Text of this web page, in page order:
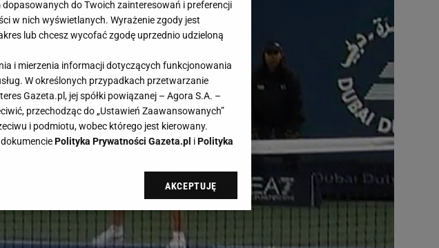
do Twoich zainteresowań i preferencji
w nich wyświetlanych. Wyrażenie zgody jest
lub chcesz wycofać zgodę uprzednio udzieloną
i mierzenia informacji dotyczących funkcjonowania
W określonych przypadkach przetwarzanie
Gazeta.pl, jej spółki powiązanej – Agora S.A. –
przechodząc do „Ustawień Zaawansowanych”
i podmiotu, wobec którego jest kierowany.
Polityka Prywatności Gazeta.pl iPolityka
plików cookie Gazeta.pl sp. z o.o., jej
w każdej chwili zmienić swoje preferencje
preferencjami dot. przetwarzania danych poprzez
„Ustawień Zaawansowanych”. Zmiana ustawień
AKCEPTUJĘ